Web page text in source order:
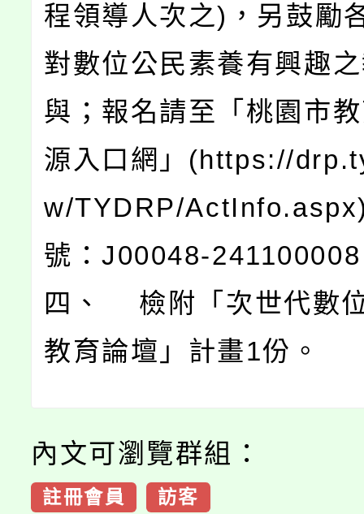
程領導人次之)，另鼓勵
對數位公民素養有興趣
與；報名請至「桃園市
源入口網」(https://
w/TYDRP/
號：J00048-
四、 檢附「次世代數
教育論壇」計畫1份。
內文可瀏覽群組：
註冊會員 訪客